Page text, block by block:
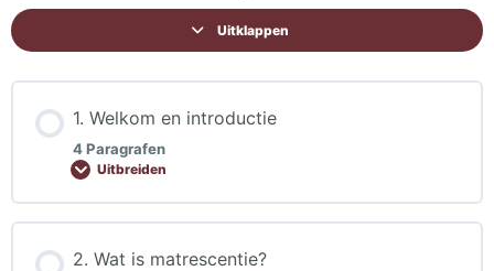
Uitklappen
1. Welkom en introductie
4 Paragrafen
Uitbreiden
2. Wat is matrescentie?